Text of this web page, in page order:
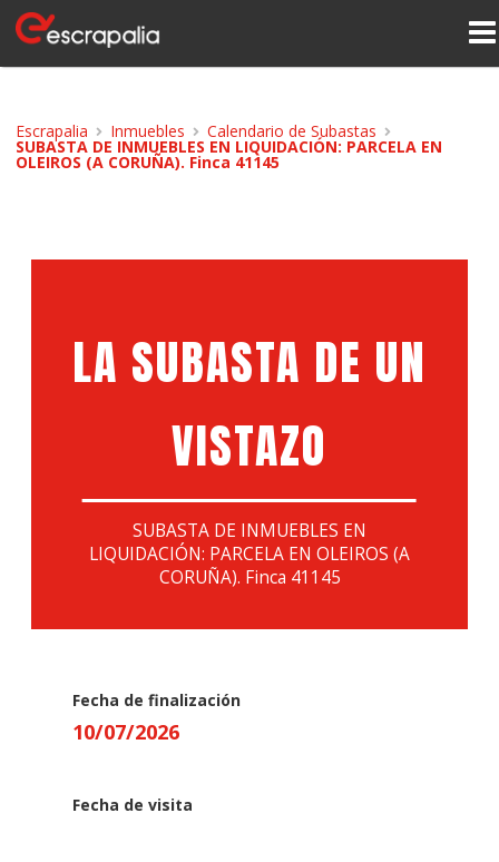
Escrapalia Inmuebles Calendario de Subastas
SUBASTA DE INMUEBLES EN LIQUIDACIÓN: PARCELA EN
OLEIROS (A CORUÑA). Finca 41145
LA SUBASTA DE UN
VISTAZO
SUBASTA DE INMUEBLES EN
LIQUIDACIÓN: PARCELA EN OLEIROS (A
CORUÑA). Finca 41145
Fecha de finalización
10/07/2026
Fecha de visita